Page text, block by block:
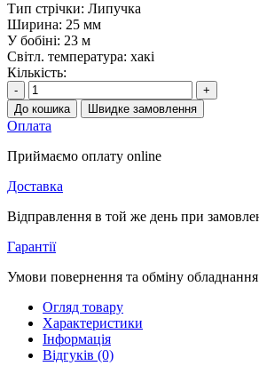
Тип стрічки: Липучка
Ширина: 25 мм
У бобіні: 23 м
Світл. температура: хакі
Кількість:
-
+
До кошика
Швидке замовлення
Оплата
Приймаємо оплату online
Доставка
Відправлення в той же день при
Гарантії
Умови повернення та обміну обладнання
Огляд товару
Характеристики
Інформація
Відгуків (0)